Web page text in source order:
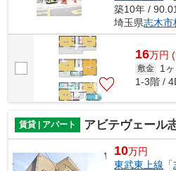
築10年 /
埼玉県志木市
16万円
敷金 1ヶ
1-3階 /
賃貸 | アパート アビテヴェール
10万円
東武東上線 「